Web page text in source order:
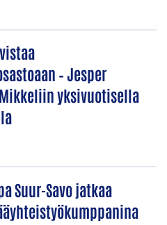
– Jesper
yksivuotisella
Suur-Savo jatkaa